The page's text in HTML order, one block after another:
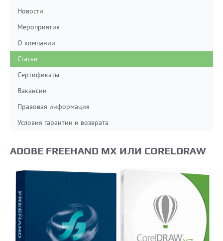
Новости
Мероприятия
О компании
Статьи
Сертификаты
Вакансии
Правовая информация
Условия гарантии и возврата
ADOBE FREEHAND MX ИЛИ CORELDRAW